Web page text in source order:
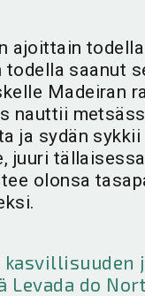
ajoittain
todella saanut
Madeiran
nauttii
ja sydän sykkii
juuri
olonsa